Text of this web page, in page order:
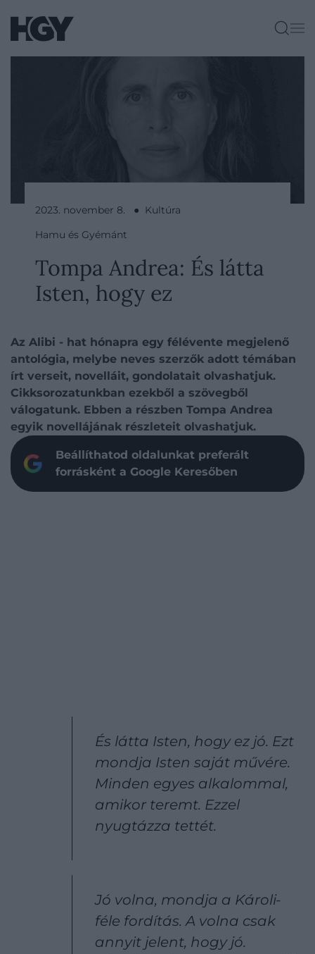
2023. november 8. ● Kultúra
Hamu és Gyémánt
Tompa Andrea: És látta
Isten, hogy ez
Az Alibi - hat hónapra egy félévente megjelenő
antológia, melybe neves szerzők adott témában
írt verseit, novelláit, gondolatait olvashatjuk.
Cikksorozatunkban ezekből a szövegből
válogatunk. Ebben a részben Tompa Andrea
egyik novellájának részleteit olvashatjuk.
Beállíthatod oldalunkat preferált
forrásként a Google Keresőben
És látta Isten, hogy ez jó. Ezt
mondja Isten saját művére.
Minden egyes alkalommal,
amikor teremt. Ezzel
nyugtázza tettét.
Jó volna, mondja a Károli-
féle fordítás. A volna csak
annyit jelent, hogy jó.